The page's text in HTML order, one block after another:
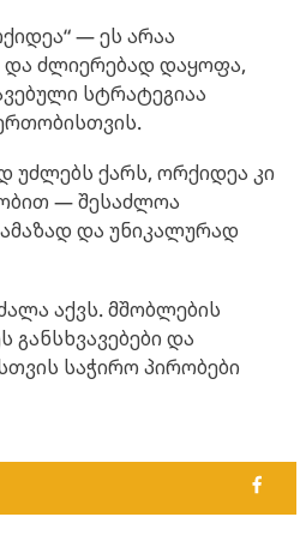
— ეს არაა
და ძლიერებად დაყოფა,
სტრატეგიაა
უძლებს ქარს, ორქიდეა კი
— შესაძლოა
და უნიკალურად
აქვს. მშობლების
განსხვავებები და
საჭირო პირობები